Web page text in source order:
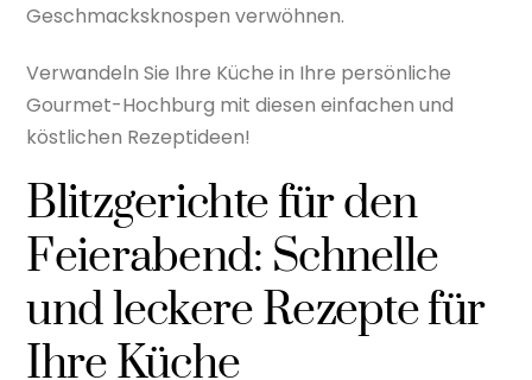
Geschmacksknospen verwöhnen.
Verwandeln Sie Ihre Küche in Ihre persönliche
Gourmet-Hochburg mit diesen einfachen und
köstlichen Rezeptideen!
Blitzgerichte für den
Feierabend: Schnelle
und leckere Rezepte für
Ihre Küche